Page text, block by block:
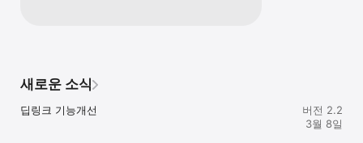
새로운 소식
딥링크 기능개선
버전 2.2
3월 8일